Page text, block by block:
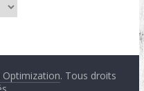
Optimization. Tous droits